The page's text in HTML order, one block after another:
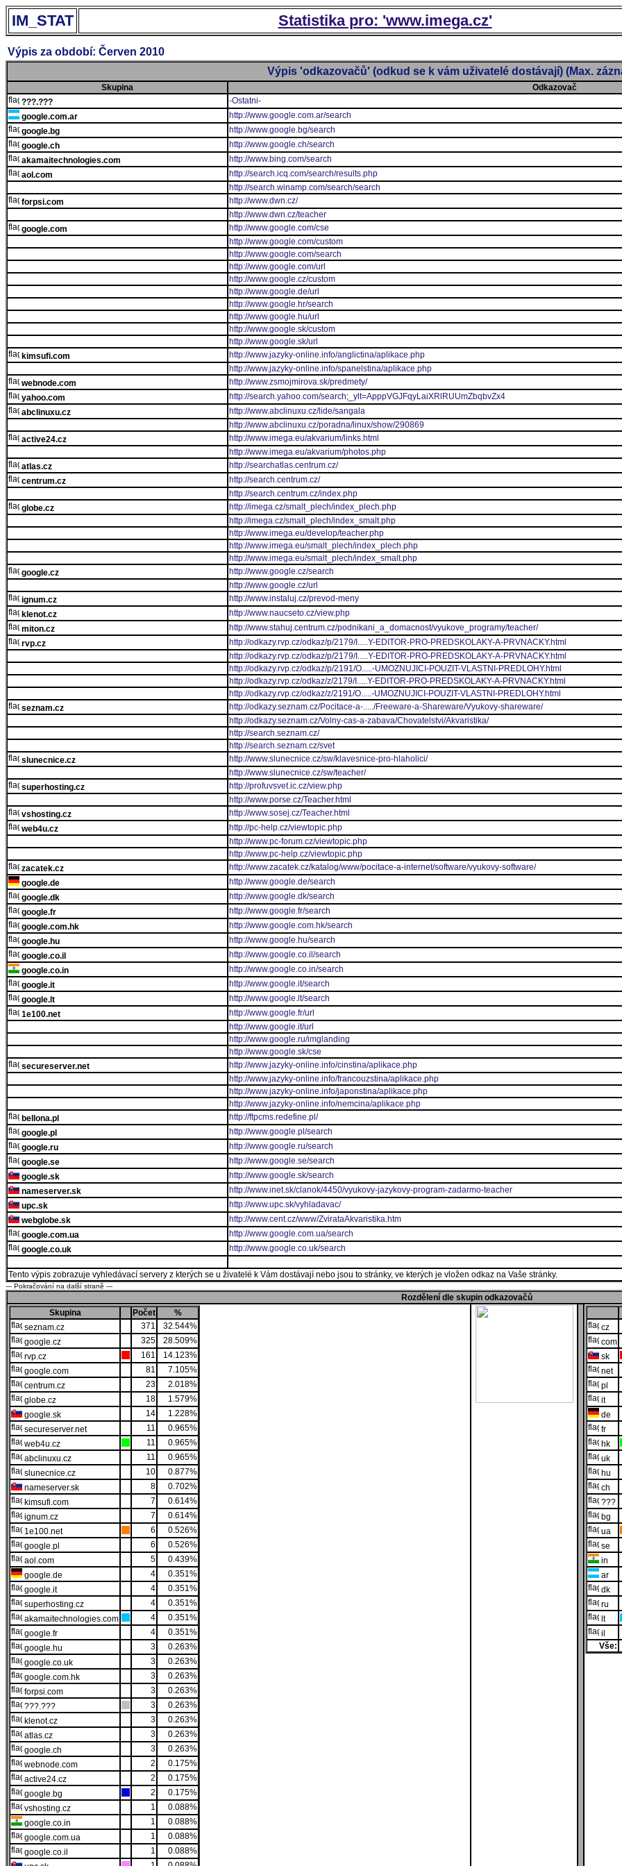
IM_STAT Statistika pro: 'www.imega.cz'
Výpis za období: Červen 2010
Výpis 'odkazovačů' (odkud se k vám uživatelé dostávají) (Max.
Skupina Odkazovač
???.???
-Ostatni-
google.com.ar
http://www.google.com.ar/search
google.bg
http://www.google.bg/search
google.ch
http://www.google.ch/search
akamaitechnologies.com
http://www.bing.com/search
aol.com
http://search.icq.com/search/results.php
http://search.winamp.com/search/search
forpsi.com
http://www.dwn.cz/
http://www.dwn.cz/teacher
google.com
http://www.google.com/cse
http://www.google.com/custom
http://www.google.com/search
http://www.google.com/url
http://www.google.cz/custom
http://www.google.de/url
http://www.google.hr/search
http://www.google.hu/url
http://www.google.sk/custom
http://www.google.sk/url
kimsufi.com
http://www.jazyky-online.info/anglictina/aplikace.php
http://www.jazyky-online.info/spanelstina/aplikace.php
webnode.com
http://www.zsmojmirova.sk/predmety/
yahoo.com
http://search.yahoo.com/search;_ylt=ApppVGJFqyLaiXRlRUUmZbqbvZx4
abclinuxu.cz
http://www.abclinuxu.cz/lide/sangala
http://www.abclinuxu.cz/poradna/linux/show/290869
active24.cz
http://www.imega.eu/akvarium/links.html
http://www.imega.eu/akvarium/photos.php
atlas.cz
http://searchatlas.centrum.cz/
centrum.cz
http://search.centrum.cz/
http://search.centrum.cz/index.php
globe.cz
http://imega.cz/smalt_plech/index_plech.php
http://imega.cz/smalt_plech/index_smalt.php
http://www.imega.eu/develop/teacher.php
http://www.imega.eu/smalt_plech/index_plech.php
http://www.imega.eu/smalt_plech/index_smalt.php
google.cz
http://www.google.cz/search
http://www.google.cz/url
ignum.cz
http://www.instaluj.cz/prevod-meny
klenot.cz
http://www.naucseto.cz/view.php
miton.cz
http://www.stahuj.centrum.cz/podnikani_a_domacnost/vyukove_programy/teacher/
rvp.cz
http://odkazy.rvp.cz/odkaz/p/2179/I.....Y-EDITOR-PRO-PREDSKOLAKY-A-PRVNACKY.html
http://odkazy.rvp.cz/odkaz/p/2179/I.....Y-EDITOR-PRO-PREDSKOLAKY-A-PRVNACKY.html
http://odkazy.rvp.cz/odkaz/p/2191/O.....-UMOZNUJICI-POUZIT-VLASTNI-PREDLOHY.html
http://odkazy.rvp.cz/odkaz/z/2179/I.....Y-EDITOR-PRO-PREDSKOLAKY-A-PRVNACKY.html
http://odkazy.rvp.cz/odkaz/z/2191/O.....-UMOZNUJICI-POUZIT-VLASTNI-PREDLOHY.html
seznam.cz
http://odkazy.seznam.cz/Pocitace-a-...../Freeware-a-Shareware/Vyukovy-shareware/
http://odkazy.seznam.cz/Volny-cas-a-zabava/Chovatelstvi/Akvaristika/
http://search.seznam.cz/
http://search.seznam.cz/svet
slunecnice.cz
http://www.slunecnice.cz/sw/klavesnice-pro-hlaholici/
http://www.slunecnice.cz/sw/teacher/
superhosting.cz
http://profuvsvet.ic.cz/view.php
http://www.porse.cz/Teacher.html
vshosting.cz
http://www.sosej.cz/Teacher.html
web4u.cz
http://pc-help.cz/viewtopic.php
http://www.pc-forum.cz/viewtopic.php
http://www.pc-help.cz/viewtopic.php
zacatek.cz
http://www.zacatek.cz/katalog/www/pocitace-a-internet/software/vyukovy-software/
google.de
http://www.google.de/search
google.dk
http://www.google.dk/search
google.fr
http://www.google.fr/search
google.com.hk
http://www.google.com.hk/search
google.hu
http://www.google.hu/search
google.co.il
http://www.google.co.il/search
google.co.in
http://www.google.co.in/search
google.it
http://www.google.it/search
google.lt
http://www.google.lt/search
1e100.net
http://www.google.fr/url
http://www.google.it/url
http://www.google.ru/imglanding
http://www.google.sk/cse
secureserver.net
http://www.jazyky-online.info/cinstina/aplikace.php
http://www.jazyky-online.info/francouzstina/aplikace.php
http://www.jazyky-online.info/japonstina/aplikace.php
http://www.jazyky-online.info/nemcina/aplikace.php
bellona.pl
http://ftpcms.redefine.pl/
google.pl
http://www.google.pl/search
google.ru
http://www.google.ru/search
google.se
http://www.google.se/search
google.sk
http://www.google.sk/search
nameserver.sk
http://www.inet.sk/clanok/4450/vyukovy-jazykovy-program-zadarmo-teacher
upc.sk
http://www.upc.sk/vyhladavac/
webglobe.sk
http://www.cent.cz/www/ZvirataAkvaristika.htm
google.com.ua
http://www.google.com.ua/search
google.co.uk
http://www.google.co.uk/search
Tento výpis zobrazuje vyhledávací servery z kterých se u živatelé k Vám dostávají nebo jsou to stránky, ve kterých je vložen odkaz na Vaše stránky.
--- Pokračování na další straně ---
Rozdělení dle skupin odkazovačů
Skupina
Počet
%
seznam.cz
371
32.544%
google.cz
325
28.509%
rvp.cz
161
14.123%
google.com
81
7.105%
centrum.cz
23
2.018%
globe.cz
18
1.579%
google.sk
14
1.228%
secureserver.net
11
0.965%
web4u.cz
11
0.965%
abclinuxu.cz
11
0.965%
slunecnice.cz
10
0.877%
nameserver.sk
8
0.702%
kimsufi.com
7
0.614%
ignum.cz
7
0.614%
1e100.net
6
0.526%
google.pl
6
0.526%
aol.com
5
0.439%
google.de
4
0.351%
google.it
4
0.351%
superhosting.cz
4
0.351%
akamaitechnologies.com
4
0.351%
google.fr
4
0.351%
google.hu
3
0.263%
google.co.uk
3
0.263%
google.com.hk
3
0.263%
forpsi.com
3
0.263%
???.???
3
0.263%
klenot.cz
3
0.263%
atlas.cz
3
0.263%
google.ch
3
0.263%
webnode.com
2
0.175%
active24.cz
2
0.175%
google.bg
2
0.175%
vshosting.cz
1
0.088%
google.co.in
1
0.088%
google.com.ua
1
0.088%
google.co.il
1
0.088%
cz
com
sk
net
pl
it
de
fr
hk
uk
hu
ch
???
bg
ua
se
in
ar
dk
ru
lt
il
Vše: